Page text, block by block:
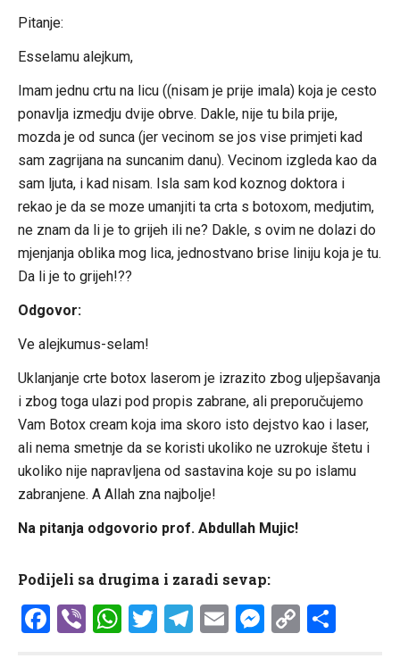
Pitanje:
Esselamu alejkum,
Imam jednu crtu na licu ((nisam je prije imala) koja je cesto
ponavlja izmedju dvije obrve. Dakle, nije tu bila prije,
mozda je od sunca (jer vecinom se jos vise primjeti kad
sam zagrijana na suncanim danu). Vecinom izgleda kao da
sam ljuta, i kad nisam. Isla sam kod koznog doktora i
rekao je da se moze umanjiti ta crta s botoxom, medjutim,
ne znam da li je to grijeh ili ne? Dakle, s ovim ne dolazi do
mjenjanja oblika mog lica, jednostvano brise liniju koja je tu.
Da li je to grijeh!??
Odgovor:
Ve alejkumus-selam!
Uklanjanje crte botox laserom je izrazito zbog uljepšavanja
i zbog toga ulazi pod propis zabrane, ali preporučujemo
Vam Botox cream koja ima skoro isto dejstvo kao i laser,
ali nema smetnje da se koristi ukoliko ne uzrokuje štetu i
ukoliko nije napravljena od sastavina koje su po islamu
zabranjene. A Allah zna najbolje!
Na pitanja odgovorio prof. Abdullah Mujic!
Podijeli sa drugima i zaradi sevap:
Facebook
ViberWhatsApp
Twitter
Telegram
EmailCopy